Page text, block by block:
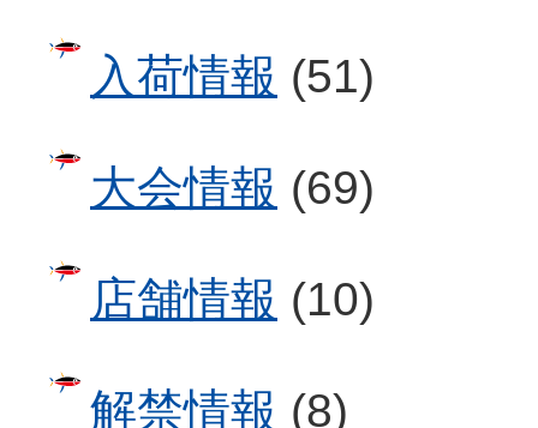
入荷情報 (51)
大会情報 (69)
店舗情報 (10)
解禁情報 (8)